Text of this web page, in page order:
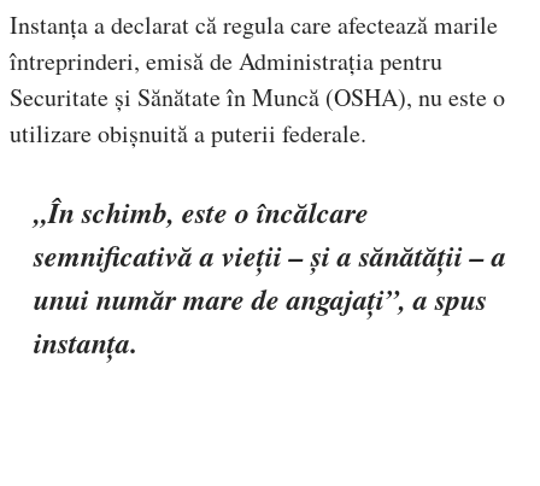
Instanța a declarat că regula care afectează marile
întreprinderi, emisă de Administrația pentru
Securitate și Sănătate în Muncă (OSHA), nu este o
utilizare obișnuită a puterii federale.
„În schimb, este o încălcare
semnificativă a vieții – și a sănătății – a
unui număr mare de angajați”, a spus
instanța.